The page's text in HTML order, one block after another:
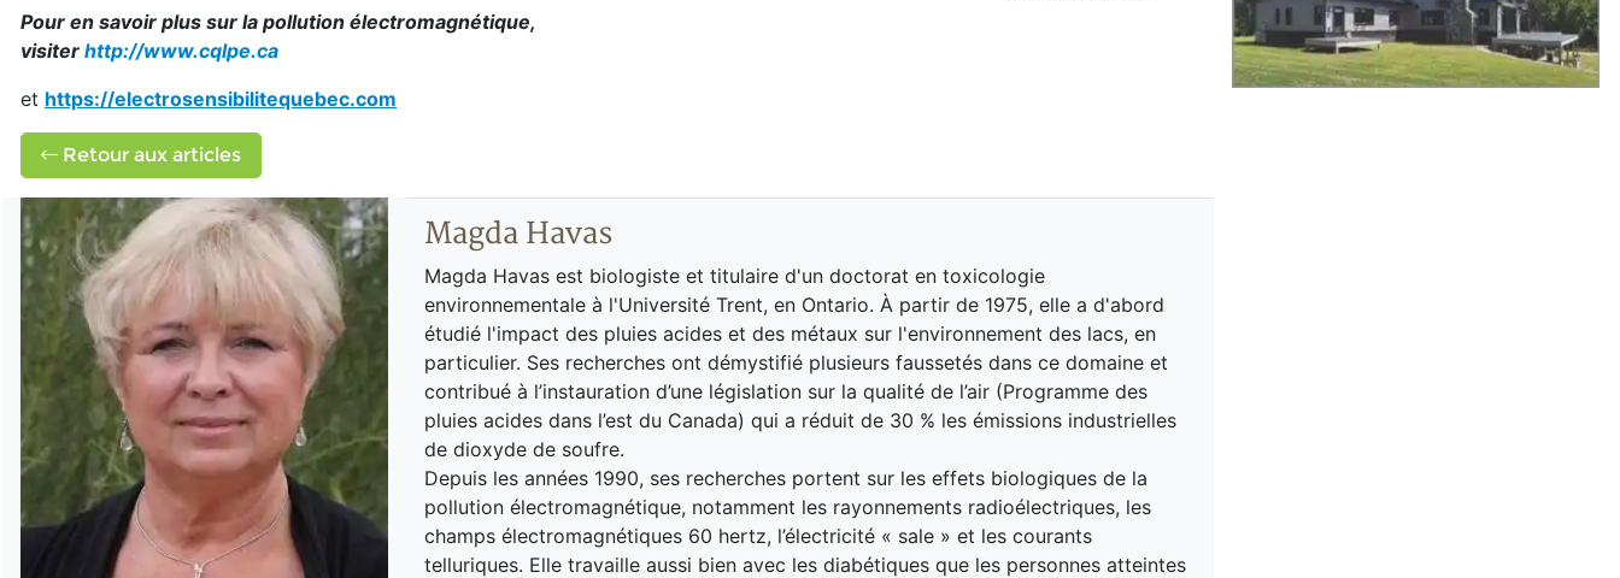
Pour en savoir plus sur la pollution électromagnétique,
visiter http://www.cqlpe.ca
et https://electrosensibilitequebec.com
Retour aux articles
Magda Havas
Magda Havas est biologiste et titulaire d'un doctorat en toxicologie
environnementale à l'Université Trent, en Ontario. À partir de 1975, elle a d'abord
étudié l'impact des pluies acides et des métaux sur l'environnement des lacs, en
particulier. Ses recherches ont démystifié plusieurs faussetés dans ce domaine et
contribué à l’instauration d’une législation sur la qualité de l’air (Programme des
pluies acides dans l’est du Canada) qui a réduit de 30 % les émissions industrielles
de dioxyde de soufre.
Depuis les années 1990, ses recherches portent sur les effets biologiques de la
pollution électromagnétique, notamment les rayonnements radioélectriques, les
champs électromagnétiques 60 hertz, l’électricité « sale » et les courants
telluriques. Elle travaille aussi bien avec les diabétiques que les personnes atteintes